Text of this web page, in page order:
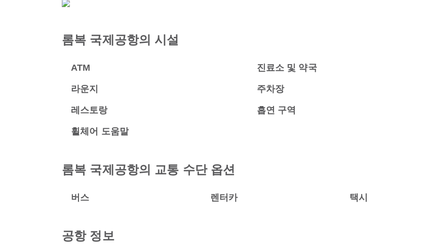
롬복 국제공항의 시설
ATM 진료소 및 약국
라운지 주차장
레스토랑 흡연 구역
휠체어 도움말
롬복 국제공항의 교통 수단 옵션
버스 렌터카 택시
공항 정보